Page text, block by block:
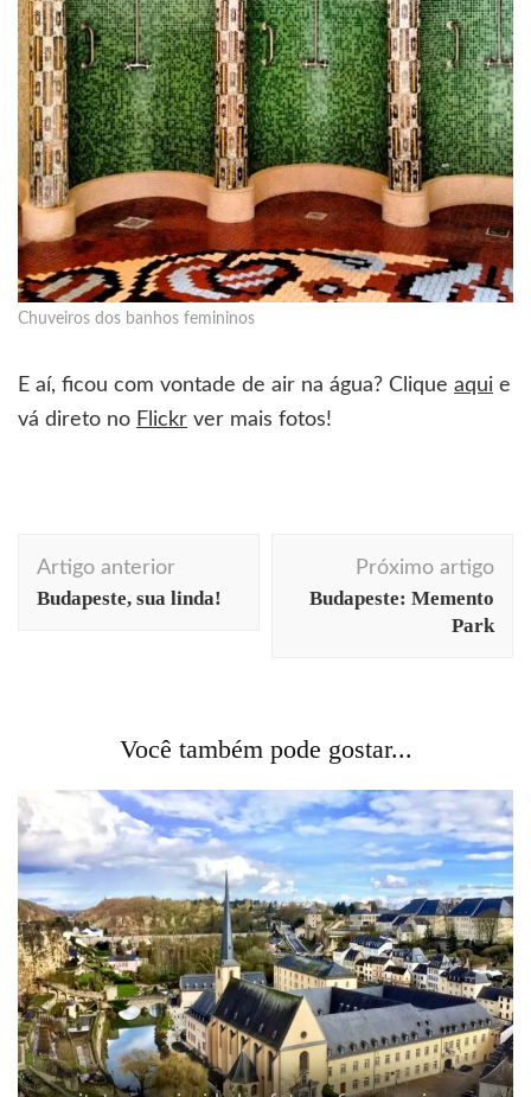
Chuveiros dos banhos femininos
E aí, ficou com vontade de air na água? Clique aqui e
vá direto no Flickr ver mais fotos!
de
Artigo anterior
Budapeste, sua linda!
Próximo artigo
Budapeste: Memento
Park
Você também pode gostar...